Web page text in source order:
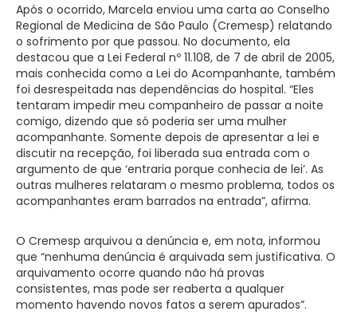
Após o ocorrido, Marcela enviou uma carta ao Conselho
Regional de Medicina de São Paulo (Cremesp) relatando
o sofrimento por que passou. No documento, ela
destacou que a Lei Federal nº 11.108, de 7 de abril de 2005,
mais conhecida como a Lei do Acompanhante, também
foi desrespeitada nas dependências do hospital. “Eles
tentaram impedir meu companheiro de passar a noite
comigo, dizendo que só poderia ser uma mulher
acompanhante. Somente depois de apresentar a lei e
discutir na recepção, foi liberada sua entrada com o
argumento de que ‘entraria porque conhecia de lei’. As
outras mulheres relataram o mesmo problema, todos os
acompanhantes eram barrados na entrada”, afirma.
O Cremesp arquivou a denúncia e, em nota, informou
que “nenhuma denúncia é arquivada sem justificativa. O
arquivamento ocorre quando não há provas
consistentes, mas pode ser reaberta a qualquer
momento havendo novos fatos a serem apurados”.